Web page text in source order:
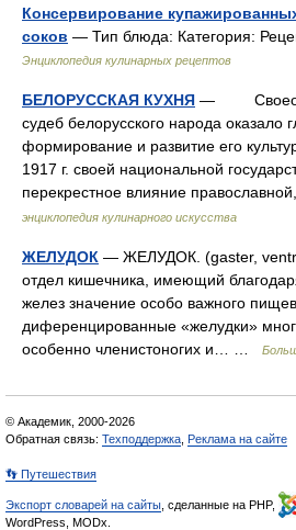
Консервирование
соков — Тип блюда: Категория:
Энциклопедия кулинарных рецептов
БЕЛОРУССКАЯ КУХНЯ —
судеб белорусского народа оказало
формирование и развитие его
1917 г. своей национальной
перекрестное влияние
энциклопедия кулинарного искусства
ЖЕЛУДОК — ЖЕЛУДОК. (gaster,
отдел кишечника, имеющий
желез значение особо важного
диференцированные «желудки»
особенно членистоногих и… …
© Академик, 2000-2026
Обратная связь: Техподдержка Реклама на сайте
👣 Путешествия
Экспорт словарей на сайты , сделанные на PHP,
WordPress, MODx.